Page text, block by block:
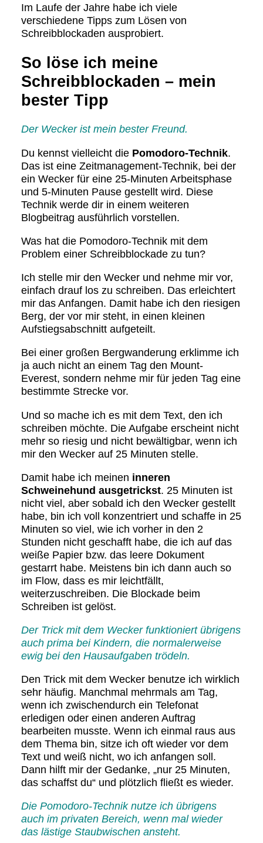
Im Laufe der Jahre habe ich viele
verschiedene Tipps zum Lösen von
Schreibblockaden ausprobiert.
So löse ich meine
Schreibblockaden – mein
bester Tipp
Der Wecker ist mein bester Freund.
Du kennst vielleicht die Pomodoro-Technik.
Das ist eine Zeitmanagement-Technik, bei der
ein Wecker für eine 25-Minuten Arbeitsphase
und 5-Minuten Pause gestellt wird. Diese
Technik werde dir in einem weiteren
Blogbeitrag ausführlich vorstellen.
Was hat die Pomodoro-Technik mit dem
Problem einer Schreibblockade zu tun?
Ich stelle mir den Wecker und nehme mir vor,
einfach drauf los zu schreiben. Das erleichtert
mir das Anfangen. Damit habe ich den riesigen
Berg, der vor mir steht, in einen kleinen
Aufstiegsabschnitt aufgeteilt.
Bei einer großen Bergwanderung erklimme ich
ja auch nicht an einem Tag den Mount-
Everest, sondern nehme mir für jeden Tag eine
bestimmte Strecke vor.
Und so mache ich es mit dem Text, den ich
schreiben möchte. Die Aufgabe erscheint nicht
mehr so riesig und nicht bewältigbar, wenn ich
mir den Wecker auf 25 Minuten stelle.
Damit habe ich meinen inneren
Schweinehund ausgetrickst. 25 Minuten ist
nicht viel, aber sobald ich den Wecker gestellt
habe, bin ich voll konzentriert und schaffe in 25
Minuten so viel, wie ich vorher in den 2
Stunden nicht geschafft habe, die ich auf das
weiße Papier bzw. das leere Dokument
gestarrt habe. Meistens bin ich dann auch so
im Flow, dass es mir leichtfällt,
weiterzuschreiben. Die Blockade beim
Schreiben ist gelöst.
Der Trick mit dem Wecker funktioniert übrigens
auch prima bei Kindern, die normalerweise
ewig bei den Hausaufgaben trödeln.
Den Trick mit dem Wecker benutze ich wirklich
sehr häufig. Manchmal mehrmals am Tag,
wenn ich zwischendurch ein Telefonat
erledigen oder einen anderen Auftrag
bearbeiten musste. Wenn ich einmal raus aus
dem Thema bin, sitze ich oft wieder vor dem
Text und weiß nicht, wo ich anfangen soll.
Dann hilft mir der Gedanke, „nur 25 Minuten,
das schaffst du“ und plötzlich fließt es wieder.
Die Pomodoro-Technik nutze ich übrigens
auch im privaten Bereich, wenn mal wieder
das lästige Staubwischen ansteht.